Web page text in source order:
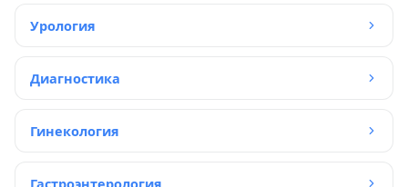
Урология
Диагностика
Гинекология
Гастроэнтерология